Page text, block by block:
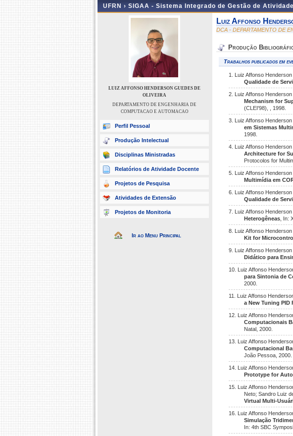
UFRN › SIGAA - Sistema Integrado de Gestão de
LUIZ AFFONSO HENDERSON GUEDES DE
OLIVEIRA
DEPARTAMENTO DE ENGENHARIA DE
COMPUTACAO E AUTOMACAO
Perfil Pessoal
Produção Intelectual
Disciplinas Ministradas
Relatórios de Atividade Docente
Projetos de Pesquisa
Atividades de Extensão
Projetos de Monitoria
Ir ao Menu Principal
Luiz Affonso
DCA - DEPARTAMENTO DE
Produção
Trabalhos publicados em
1. Luiz Affonso
Qualidade de
2. Luiz Affonso
Mechanism for
(CLEI'98), , 1998.
3. Luiz Affonso
em Sistemas
1998.
4. Luiz Affonso
Architecture for
Protocolos for
5. Luiz Affonso
Multimídia em
6. Luiz Affonso
Qualidade de
7. Luiz Affonso
Heterogêneas , In:
8. Luiz Affonso
Kit for
9. Luiz Affonso
Didático para
10. Luiz Affonso
para Sintonia de
2000.
11. Luiz Affonso
a New Tuning PID
12. Luiz Affonso
Computacionais
Natal, 2000.
13. Luiz Affonso
Computacional
João Pessoa, 2000.
14. Luiz Affonso
Prototype for
15. Luiz Affonso
Neto; Sandro Luiz
Virtual Multi-
16. Luiz Affonso
Simulação
In: 4th SBC